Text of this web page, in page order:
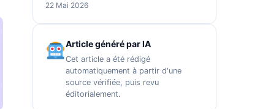
22 Mai 2026
Article généré par IA
Cet article a été rédigé
automatiquement à partir d'une
source vérifiée, puis revu
éditorialement.